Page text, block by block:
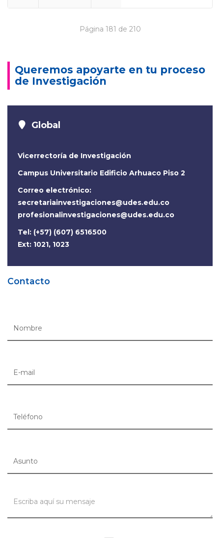
Página 181 de 210
Queremos apoyarte en tu proceso
de Investigación
Global
Vicerrectoría de Investigación
Campus Universitario Edificio Arhuaco Piso 2
Correo electrónico:
secretariainvestigaciones@udes.edu.co
profesionalinvestigaciones@udes.edu.co
Tel: (+57) (607) 6516500
Ext: 1021, 1023
Contacto